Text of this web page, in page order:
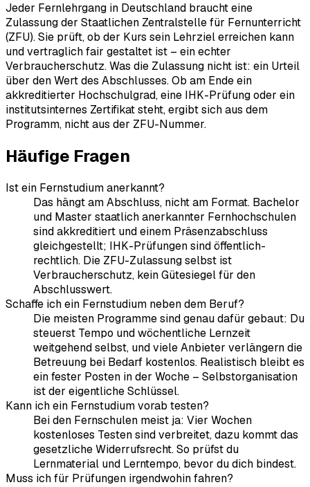
Jeder Fernlehrgang in Deutschland braucht eine
Zulassung der Staatlichen Zentralstelle für Fernunterricht
(ZFU). Sie prüft, ob der Kurs sein Lehrziel erreichen kann
und vertraglich fair gestaltet ist – ein echter
Verbraucherschutz. Was die Zulassung nicht ist: ein Urteil
über den Wert des Abschlusses. Ob am Ende ein
akkreditierter Hochschulgrad, eine IHK-Prüfung oder ein
institutsinternes Zertifikat steht, ergibt sich aus dem
Programm, nicht aus der ZFU-Nummer.
Häufige Fragen
Ist ein Fernstudium anerkannt?
Das hängt am Abschluss, nicht am Format. Bachelor
und Master staatlich anerkannter Fernhochschulen
sind akkreditiert und einem Präsenzabschluss
gleichgestellt; IHK-Prüfungen sind öffentlich-
rechtlich. Die ZFU-Zulassung selbst ist
Verbraucherschutz, kein Gütesiegel für den
Abschlusswert.
Schaffe ich ein Fernstudium neben dem Beruf?
Die meisten Programme sind genau dafür gebaut: Du
steuerst Tempo und wöchentliche Lernzeit
weitgehend selbst, und viele Anbieter verlängern die
Betreuung bei Bedarf kostenlos. Realistisch bleibt es
ein fester Posten in der Woche – Selbstorganisation
ist der eigentliche Schlüssel.
Kann ich ein Fernstudium vorab testen?
Bei den Fernschulen meist ja: Vier Wochen
kostenloses Testen sind verbreitet, dazu kommt das
gesetzliche Widerrufsrecht. So prüfst du
Lernmaterial und Lerntempo, bevor du dich bindest.
Muss ich für Prüfungen irgendwohin fahren?